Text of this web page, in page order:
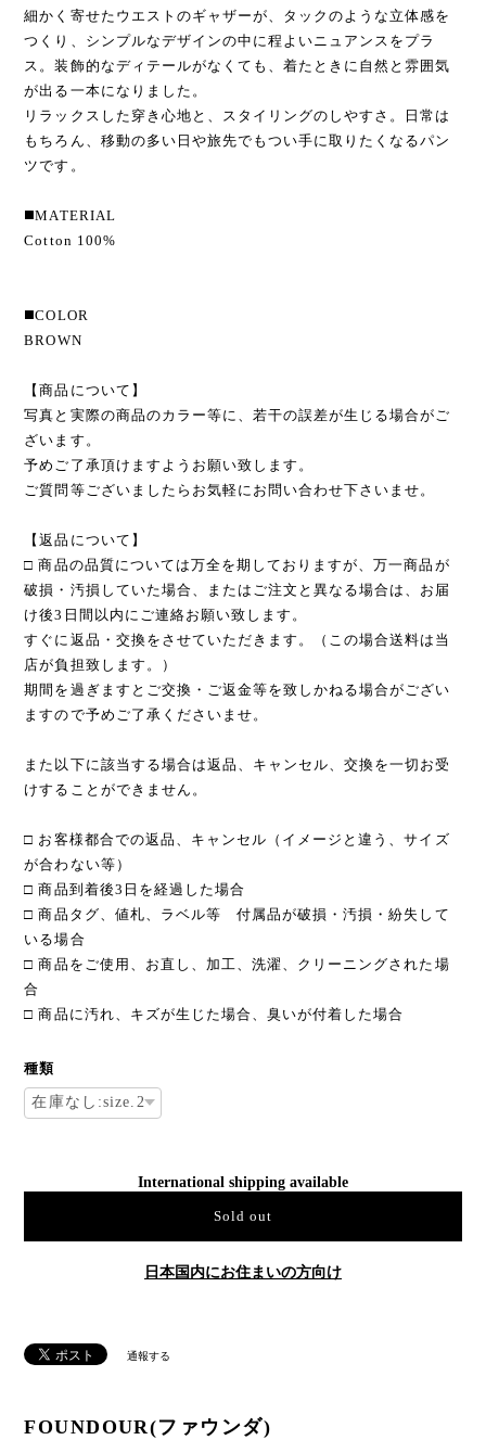
細かく寄せたウエストのギャザーが、タックのような立体感を
つくり、シンプルなデザインの中に程よいニュアンスをプラ
ス。装飾的なディテールがなくても、着たときに自然と雰囲気
が出る一本になりました。
リラックスした穿き心地と、スタイリングのしやすさ。日常は
もちろん、移動の多い日や旅先でもつい手に取りたくなるパン
ツです。
◼️MATERIAL
Cotton 100%
◼️COLOR
BROWN
【商品について】
写真と実際の商品のカラー等に、若干の誤差が生じる場合がご
ざいます。
予めご了承頂けますようお願い致します。
ご質問等ございましたらお気軽にお問い合わせ下さいませ。
【返品について】
□ 商品の品質については万全を期しておりますが、万一商品が
破損・汚損していた場合、またはご注文と異なる場合は、お届
け後3日間以内にご連絡お願い致します。
すぐに返品・交換をさせていただきます。（この場合送料は当
店が負担致します。）
期間を過ぎますとご交換・ご返金等を致しかねる場合がござい
ますので予めご了承くださいませ。
また以下に該当する場合は返品、キャンセル、交換を一切お受
けすることができません。
□ お客様都合での返品、キャンセル（イメージと違う、サイズ
が合わない等）
□ 商品到着後3日を経過した場合
□ 商品タグ、値札、ラベル等 付属品が破損・汚損・紛失して
いる場合
□ 商品をご使用、お直し、加工、洗濯、クリーニングされた場
合
□ 商品に汚れ、キズが生じた場合、臭いが付着した場合
種類
International shipping available
Sold out
日本国内にお住まいの方向け
通報する
FOUNDOUR(ファウンダ)